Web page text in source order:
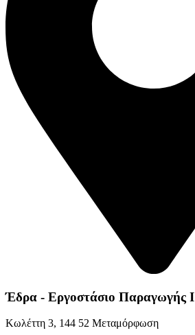
Έδρα - Εργοστάσιο Παραγωγής Ι
Kωλέττη 3, 144 52 Μεταμόρφωση